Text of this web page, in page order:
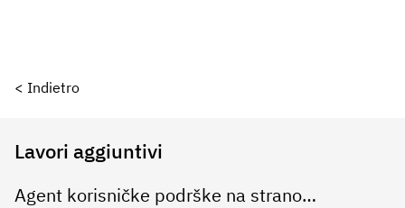
< Indietro
Lavori aggiuntivi
Agent korisničke podrške na stranom jeziku